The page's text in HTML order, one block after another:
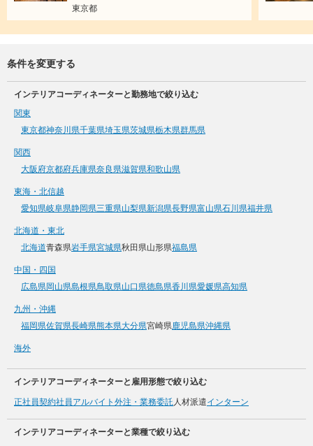
東京都
条件を変更する
インテリアコーディネーターと勤務地で絞り込む
関東
東京都神奈川県千葉県埼玉県茨城県栃木県群馬県
関西
大阪府京都府兵庫県奈良県滋賀県和歌山県
東海・北信越
愛知県岐阜県静岡県三重県山梨県新潟県長野県富山県石川県福井県
北海道・東北
北海道青森県岩手県宮城県秋田県山形県福島県
中国・四国
広島県岡山県島根県鳥取県山口県徳島県香川県愛媛県高知県
九州・沖縄
福岡県佐賀県長崎県熊本県大分県宮崎県鹿児島県沖縄県
海外
インテリアコーディネーターと雇用形態で絞り込む
正社員契約社員アルバイト 外注・業務委託人材派遣インターン
インテリアコーディネーターと業種で絞り込む